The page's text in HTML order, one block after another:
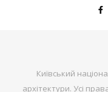
Київський
архітектури. Усі